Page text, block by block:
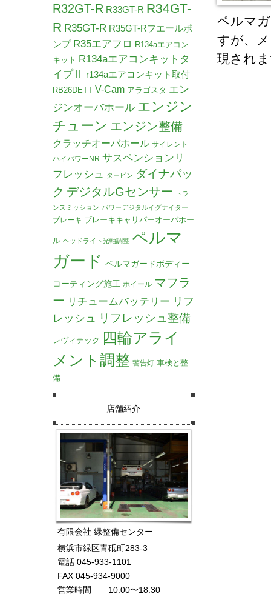
ペルマ
すが、
現され
R32GT-R R33GT-R R34GT-
R R35GT-R R35GT-Rフエールポ
ンプ R35エアフロ R134aエアコン
キット R134aエアコンキットタ
イプⅡ
r134aエアコンキット取付
RB26DETT V-Cam アラゴスタ エン
ジンオーバホール エンジン
チューン エンジン整備
クラッチオーバホール サイレント
ハイパワーNR サスペンションリ
フレッシュ
タービン ダイナパッ
ク デジタルGセンサー
トラ
ンスミッション パワーデジタルイグナイター
ブレーキ ブレーキキャリパーオーバホー
ル ヘッドライト光軸調整 ペルマ
ガード ペルマガードボディー
コーティング施工 ホイール マフラ
ー リチュームバッテリー リフ
レッシュ
リフレッシュ整備
レヴィテック 四輪アライ
メント調整 警告灯 車検と整
備
店舗紹介
有限会社 緑整備センター
横浜市緑区青砥町283-3
電話 045-933-1101
FAX 045-934-9000
営業時間 10:00〜18:30